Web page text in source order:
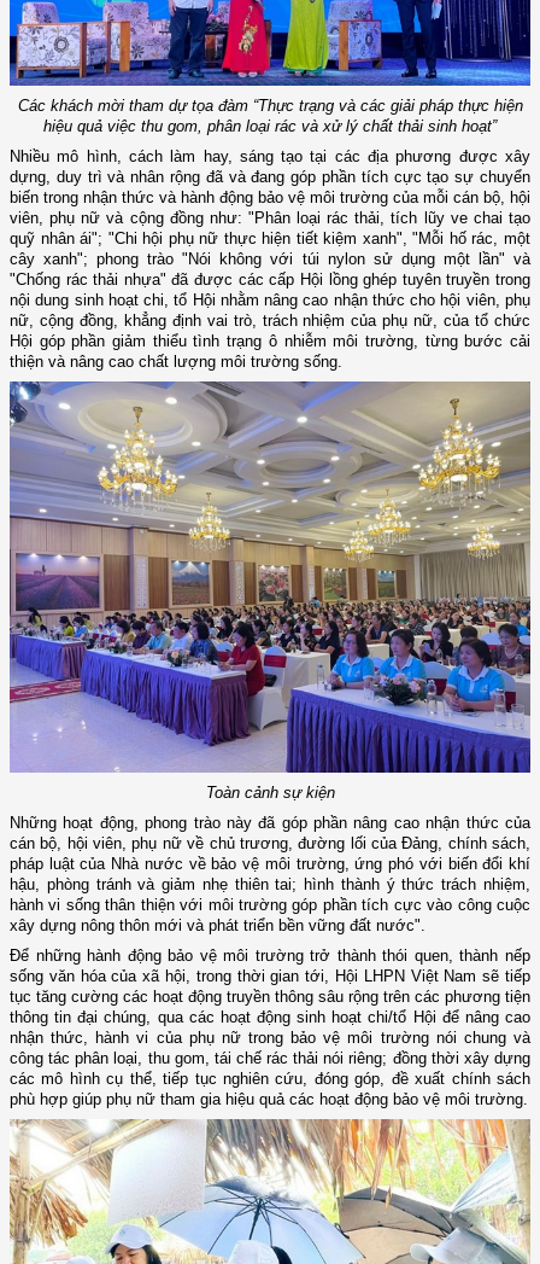
Các khách mời tham dự tọa đàm “Thực trạng và các giải pháp thực hiện
hiệu quả việc thu gom, phân loại rác và xử lý chất thải sinh hoạt”
Nhiều mô hình, cách làm hay, sáng tạo tại các địa phương được xây
dựng, duy trì và nhân rộng đã và đang góp phần tích cực tạo sự chuyển
biến trong nhận thức và hành động bảo vệ môi trường của mỗi cán bộ, hội
viên, phụ nữ và cộng đồng như: "Phân loại rác thải, tích lũy ve chai tạo
quỹ nhân ái"; "Chi hội phụ nữ thực hiện tiết kiệm xanh", "Mỗi hố rác, một
cây xanh"; phong trào "Nói không với túi nylon sử dụng một lần" và
"Chống rác thải nhựa" đã được các cấp Hội lồng ghép tuyên truyền trong
nội dung sinh hoạt chi, tổ Hội nhằm nâng cao nhận thức cho hội viên, phụ
nữ, cộng đồng, khẳng định vai trò, trách nhiệm của phụ nữ, của tổ chức
Hội góp phần giảm thiểu tình trạng ô nhiễm môi trường, từng bước cải
thiện và nâng cao chất lượng môi trường sống.
Toàn cảnh sự kiện
Những hoạt động, phong trào này đã góp phần nâng cao nhận thức của
cán bộ, hội viên, phụ nữ về chủ trương, đường lối của Đảng, chính sách,
pháp luật của Nhà nước về bảo vệ môi trường, ứng phó với biến đổi khí
hậu, phòng tránh và giảm nhẹ thiên tai; hình thành ý thức trách nhiệm,
hành vi sống thân thiện với môi trường góp phần tích cực vào công cuộc
xây dựng nông thôn mới và phát triển bền vững đất nước".
Để những hành động bảo vệ môi trường trở thành thói quen, thành nếp
sống văn hóa của xã hội, trong thời gian tới, Hội LHPN Việt Nam sẽ tiếp
tục tăng cường các hoạt động truyền thông sâu rộng trên các phương tiện
thông tin đại chúng, qua các hoạt động sinh hoạt chi/tổ Hội để nâng cao
nhận thức, hành vi của phụ nữ trong bảo vệ môi trường nói chung và
công tác phân loại, thu gom, tái chế rác thải nói riêng; đồng thời xây dựng
các mô hình cụ thể, tiếp tục nghiên cứu, đóng góp, đề xuất chính sách
phù hợp giúp phụ nữ tham gia hiệu quả các hoạt động bảo vệ môi trường.